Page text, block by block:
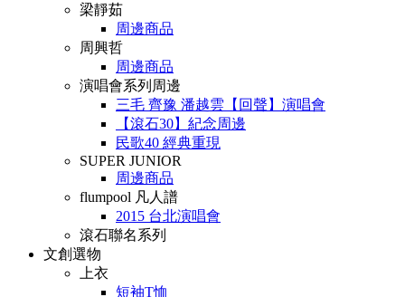
梁靜茹
周邊商品
周興哲
周邊商品
演唱會系列周邊
三毛 齊豫 潘越雲【回聲】演唱會
【滾石30】紀念周邊
民歌40 經典重現
SUPER JUNIOR
周邊商品
flumpool 凡人譜
2015 台北演唱會
滾石聯名系列
文創選物
上衣
短袖T恤